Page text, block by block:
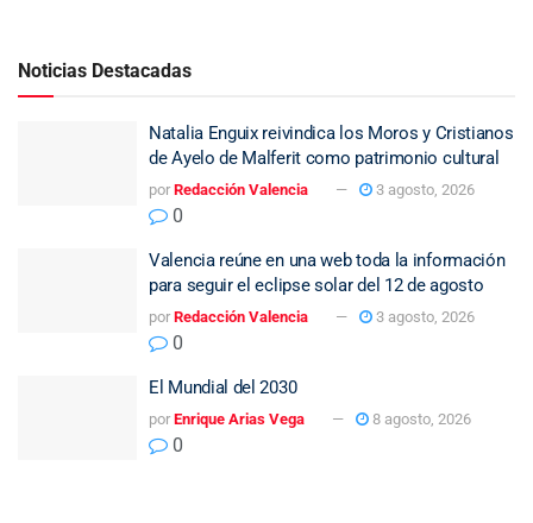
Noticias Destacadas
Natalia Enguix reivindica los Moros y Cristianos
de Ayelo de Malferit como patrimonio cultural
por Redacción Valencia 3 agosto, 2026
0
Valencia reúne en una web toda la información
para seguir el eclipse solar del 12 de agosto
por Redacción Valencia 3 agosto, 2026
0
El Mundial del 2030
por Enrique Arias Vega 8 agosto, 2026
0